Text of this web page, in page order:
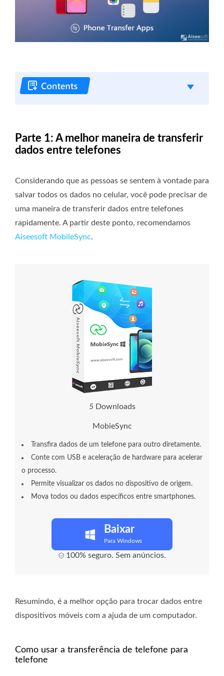
Parte 1: A melhor maneira de transferir
dados entre telefones
Considerando que as pessoas se sentem à vontade para
salvar todos os dados no celular, você pode precisar de
uma maneira de transferir dados entre telefones
rapidamente. A partir deste ponto, recomendamos
Aiseesoft MobileSync.
10 Downloads
MobieSync
Transfira dados de um telefone para outro diretamente.
Conte com USB e aceleração de hardware para acelerar
o processo.
Permite visualizar os dados no dispositivo de origem.
Mova todos ou dados específicos entre smartphones.
Baixar
Para Windows
100% seguro. Sem anúncios.
Resumindo, é a melhor opção para trocar dados entre
dispositivos móveis com a ajuda de um computador.
Como usar a transferência de telefone para
telefone